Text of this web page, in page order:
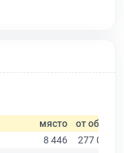
място от общо
8 446
277 019